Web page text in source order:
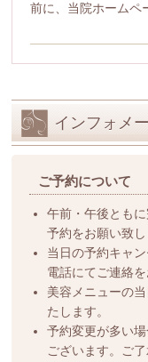
前に、当院ホームペ
インフォメ
ご予約について
午前・午後とも
予約をお願い致し
当日の予約キャ
電話にてご連絡を
美容メニューの
たします。
予約変更が多い
ございます。ご了